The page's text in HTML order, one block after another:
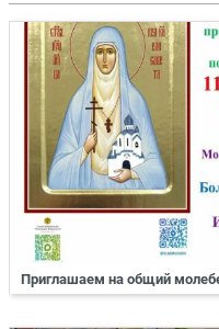
Приглашаем на общий